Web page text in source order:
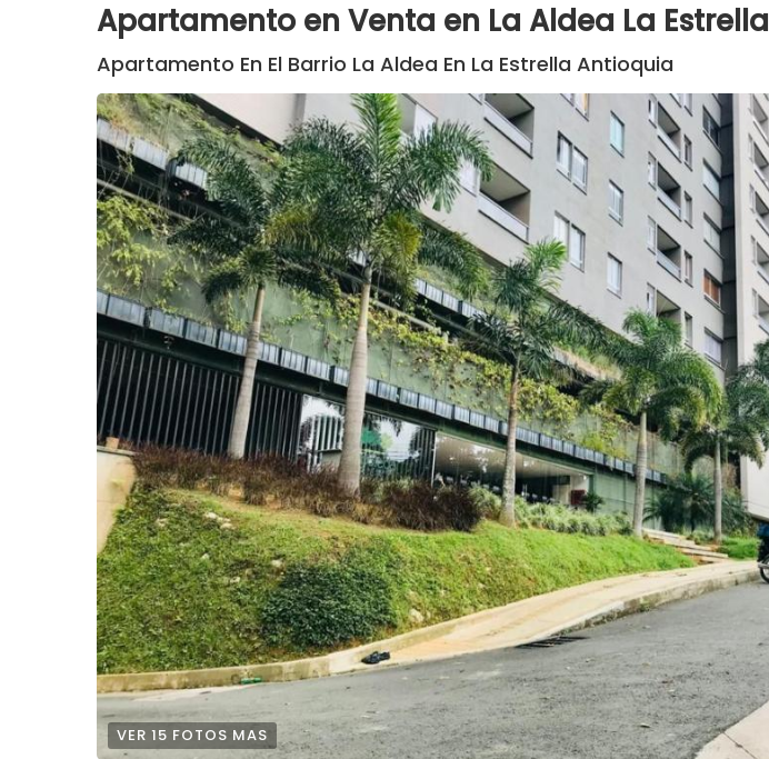
Apartamento en Venta en La Aldea La Estrella
Apartamento En El Barrio La Aldea En La Estrella Antioquia
VER 15 FOTOS MAS